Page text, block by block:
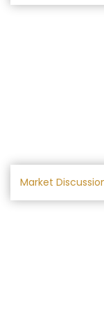
Market Discussion